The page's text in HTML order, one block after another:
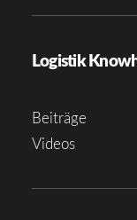
Logistik
Beiträge
Videos